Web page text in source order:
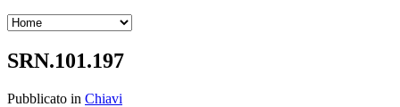
SRN.101.197
Pubblicato in Chiavi